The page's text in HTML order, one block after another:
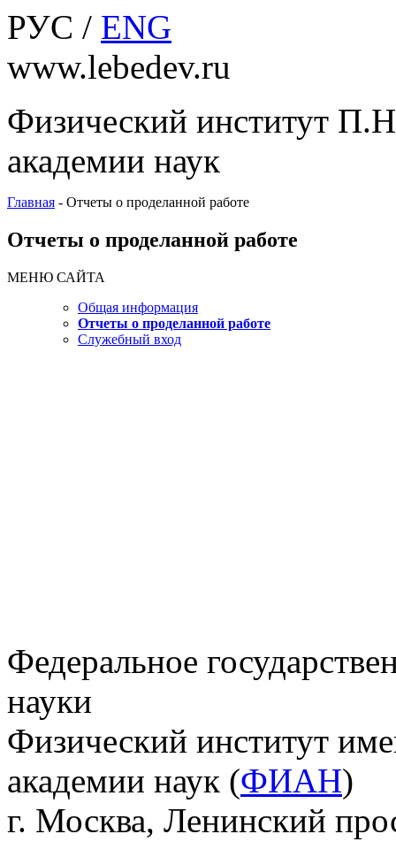
РУС / ENG
www.lebedev.ru
Физический институт
академии наук
Главная - Отчеты о проделанной работе
Отчеты о проделанной работе
МЕНЮ САЙТА
Общая информация
Отчеты о проделанной работе
Служебный вход
Федеральное
науки
Физический институт
академии наук (ФИАН)
г. Москва, Ленинский